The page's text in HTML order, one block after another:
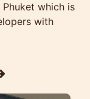
which is
with